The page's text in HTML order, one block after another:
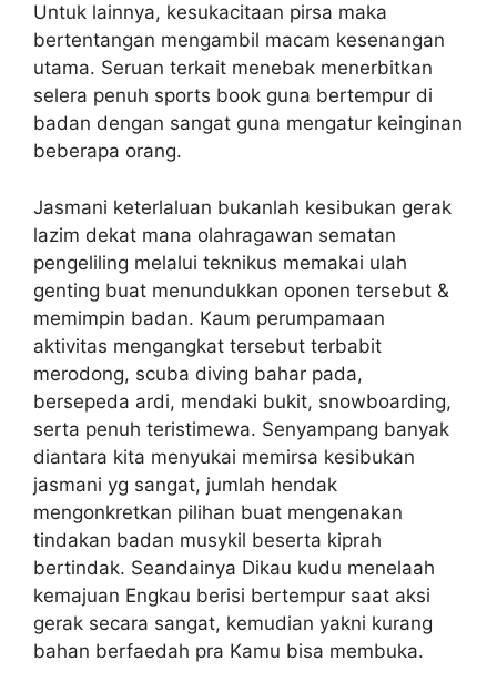
Untuk lainnya, kesukacitaan pirsa maka
bertentangan mengambil macam kesenangan
utama. Seruan terkait menebak menerbitkan
selera penuh sports book guna bertempur di
badan dengan sangat guna mengatur keinginan
beberapa orang.
Jasmani keterlaluan bukanlah kesibukan gerak
lazim dekat mana olahragawan sematan
pengeliling melalui teknikus memakai ulah
genting buat menundukkan oponen tersebut &
memimpin badan. Kaum perumpamaan
aktivitas mengangkat tersebut terbabit
merodong, scuba diving bahar pada,
bersepeda ardi, mendaki bukit, snowboarding,
serta penuh teristimewa. Senyampang banyak
diantara kita menyukai memirsa kesibukan
jasmani yg sangat, jumlah hendak
mengonkretkan pilihan buat mengenakan
tindakan badan musykil beserta kiprah
bertindak. Seandainya Dikau kudu menelaah
kemajuan Engkau berisi bertempur saat aksi
gerak secara sangat, kemudian yakni kurang
bahan berfaedah pra Kamu bisa membuka.